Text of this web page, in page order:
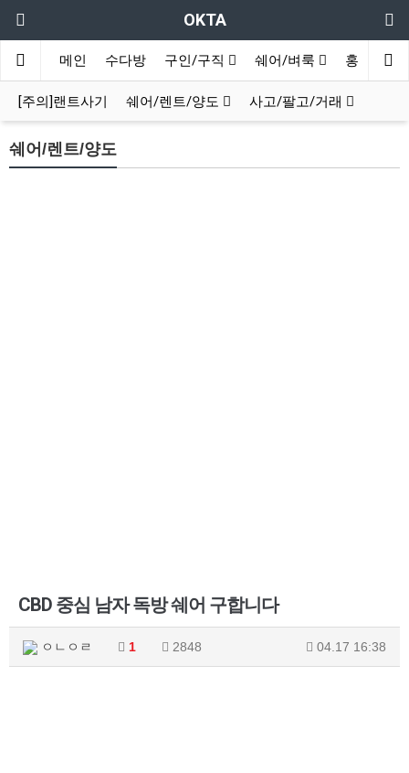
OKTA
메인 수다방 구인/구직 쉐어/벼룩 홍보방
[주의]랜트사기 쉐어/렌트/양도 사고/팔고/거래
쉐어/렌트/양도
CBD 중심 남자 독방 쉐어 구합니다
ㅇㄴㅇㄹ 1 2848 04.17 16:38